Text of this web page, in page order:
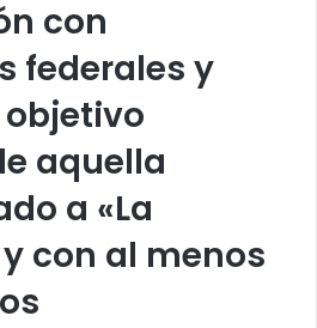
con
federales y
aquella
a «La
con al menos